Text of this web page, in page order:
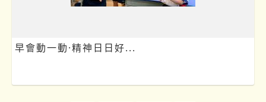
早會動一動·精神日日好...